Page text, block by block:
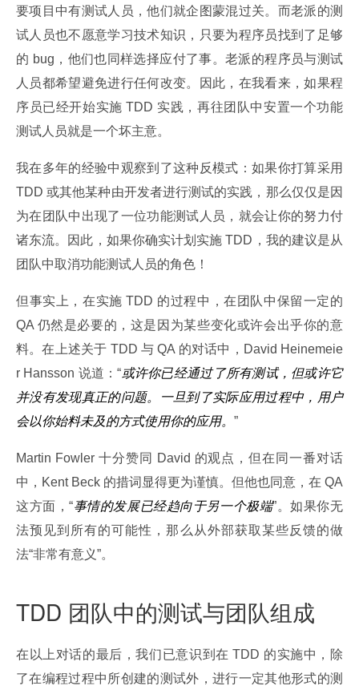
要项目中有测试人员，他们就企图蒙混过关。而老派的测
试人员也不愿意学习技术知识，只要为程序员找到了足够
的 bug，他们也同样选择应付了事。老派的程序员与测试
人员都希望避免进行任何改变。因此，在我看来，如果程
序员已经开始实施 TDD 实践，再往团队中安置一个功能
测试人员就是一个坏主意。
我在多年的经验中观察到了这种反模式：如果你打算采用
TDD 或其他某种由开发者进行测试的实践，那么仅仅是因
为在团队中出现了一位功能测试人员，就会让你的努力付
诸东流。因此，如果你确实计划实施 TDD，我的建议是从
团队中取消功能测试人员的角色！
但事实上，在实施 TDD 的过程中，在团队中保留一定的
QA 仍然是必要的，这是因为某些变化或许会出乎你的意
料。在上述关于 TDD 与 QA 的对话中，David Heinemeie
r Hansson 说道：“或许你已经通过了所有测试，但或许它
并没有发现真正的问题。一旦到了实际应用过程中，用户
会以你始料未及的方式使用你的应用。 ”
Martin Fowler 十分赞同 David 的观点，但在同一番对话
中，Kent Beck 的措词显得更为谨慎。但他也同意，在 QA
这方面，“事情的发展已经趋向于另一个极端”。如果你无
法预见到所有的可能性，那么从外部获取某些反馈的做
法“非常有意义”。
TDD 团队中的测试与团队组成
在以上对话的最后，我们已意识到在 TDD 的实施中，除
了在编程过程中所创建的测试外，进行一定其他形式的测